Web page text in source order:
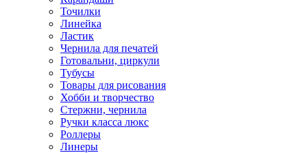
Точилки
Линейка
Ластик
Чернила для печатей
Готовальни, циркули
Тубусы
Товары для рисования
Хобби и творчество
Стержни, чернила
Ручки класса люкс
Роллеры
Линеры